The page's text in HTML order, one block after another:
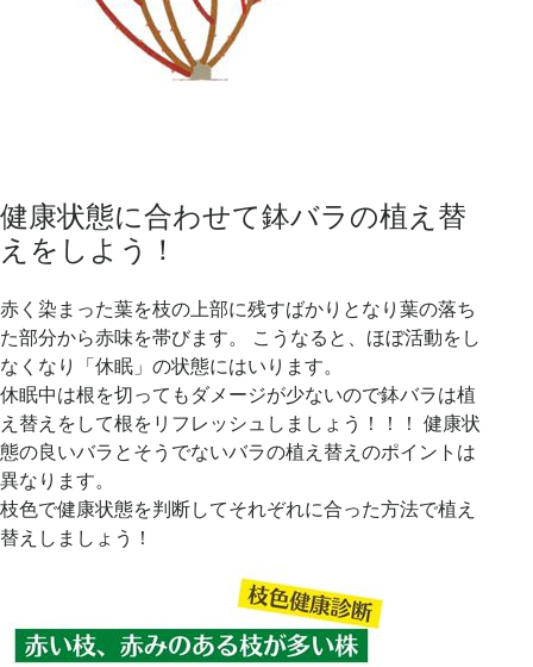
健康状態に合わせて鉢バラの植え替
えをしよう！
赤く染まった葉を枝の上部に残すばかりとなり葉の落ち
た部分から赤味を帯びます。 こうなると、ほぼ活動をし
なくなり「休眠」の状態にはいります。
休眠中は根を切ってもダメージが少ないので鉢バラは植
え替えをして根をリフレッシュしましょう！！！ 健康状
態の良いバラとそうでないバラの植え替えのポイントは
異なります。
枝色で健康状態を判断してそれぞれに合った方法で植え
替えしましょう！